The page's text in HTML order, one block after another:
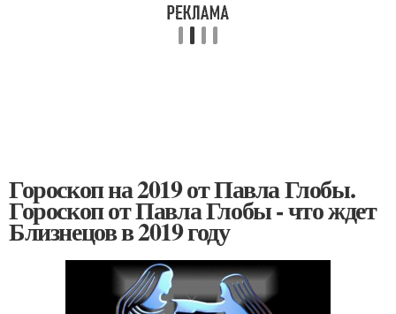
Гороскоп на 2019 от Павла Глобы.
Гороскоп от Павла Глобы - что ждет
Близнецов в 2019 году